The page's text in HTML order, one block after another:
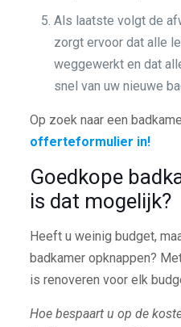
Als laatste volgt de
zorgt ervoor dat alle
weggewerkt en dat
snel van uw nieuwe
Op zoek naar een
offerteformulier in!
Goedkope
is dat mogelijk?
Heeft u weinig budget,
badkamer opknappen?
is renoveren voor elk
Hoe bespaart u op de